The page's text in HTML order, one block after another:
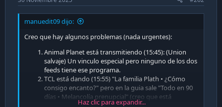
manuedit09 dijo:
Creo que hay algunos problemas (nada urgentes):
Animal Planet está transmitiendo (15:45): (Union
salvaje) Un vinculo especial pero ninguno de los dos
feeds tiene ese programa.
TCL está dando (15:55) "La familia Plath • ¿Cómo
consigo encanto?" pero en la guia sale "Todo en 90
días • Melancolía prenupcial" (creo que está
Haz clic para expandir...